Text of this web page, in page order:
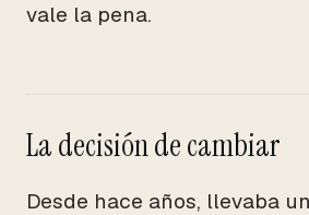
vale la pena.
La decisión de cambiar
Desde hace años, llevaba